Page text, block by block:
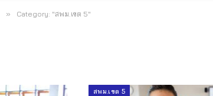
» Category: "สพม.เขต 5"
สพม.เขต 5